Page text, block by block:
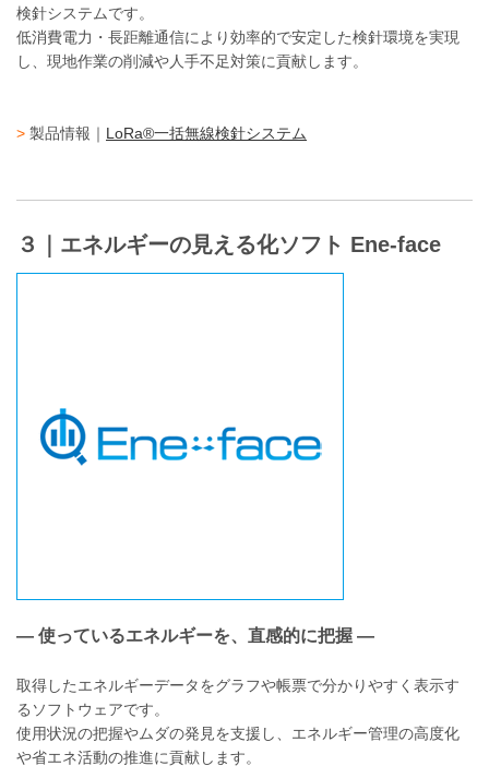
検針システムです。
低消費電力・長距離通信により効率的で安定した検針環境を実現
し、現地作業の削減や人手不足対策に貢献します。
> 製品情報｜ LoRa®一括無線検針システム
３｜エネルギーの見える化ソフト Ene-face
― 使っているエネルギーを、直感的に把握 ―
取得したエネルギーデータをグラフや帳票で分かりやすく表示す
るソフトウェアです。
使用状況の把握やムダの発見を支援し、エネルギー管理の高度化
や省エネ活動の推進に貢献します。